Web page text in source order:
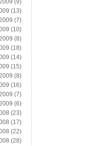
(9)
(13)
(7)
(10)
(8)
(18)
(14)
(15)
(8)
(16)
(7)
(6)
(23)
(17)
(22)
(28)